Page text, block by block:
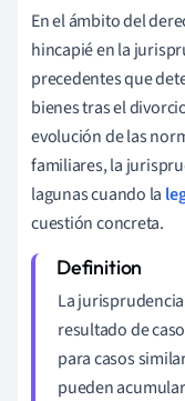
En el ámbito del
hincapié en la
precedentes que
bienes tras el
evolución de las
familiares, la
lagunas cuando la
cuestión concreta.
La
resultado de
para casos
pueden